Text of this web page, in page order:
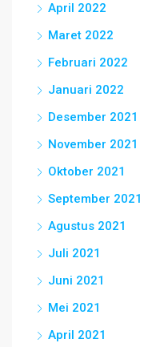
April 2022
Maret 2022
Februari 2022
Januari 2022
Desember 2021
November 2021
Oktober 2021
September 2021
Agustus 2021
Juli 2021
Juni 2021
Mei 2021
April 2021